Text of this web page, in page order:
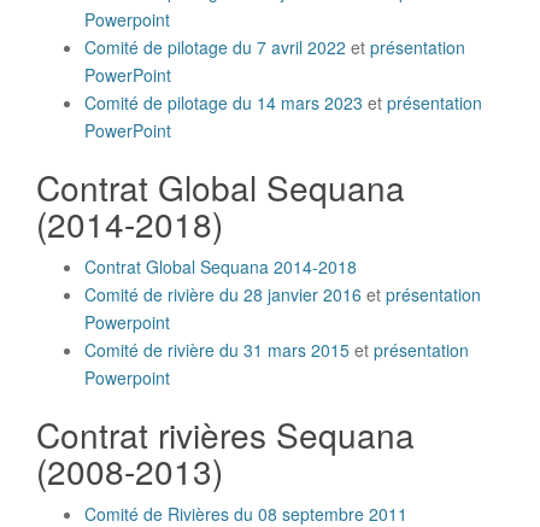
Powerpoint
Comité de pilotage du 7 avril 2022 et présentation
PowerPoint
Comité de pilotage du 14 mars 2023 et présentation
PowerPoint
Contrat Global Sequana
(2014-2018)
Contrat Global Sequana 2014-2018
Comité de rivière du 28 janvier 2016 et présentation
Powerpoint
Comité de rivière du 31 mars 2015 et présentation
Powerpoint
Contrat rivières Sequana
(2008-2013)
Comité de Rivières du 08 septembre 2011